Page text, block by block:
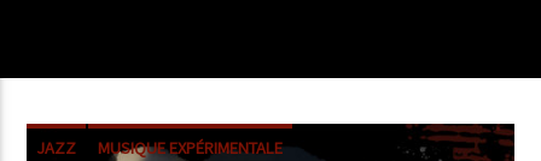
JAZZ MUSIQUE EXPÉRIMENTALE